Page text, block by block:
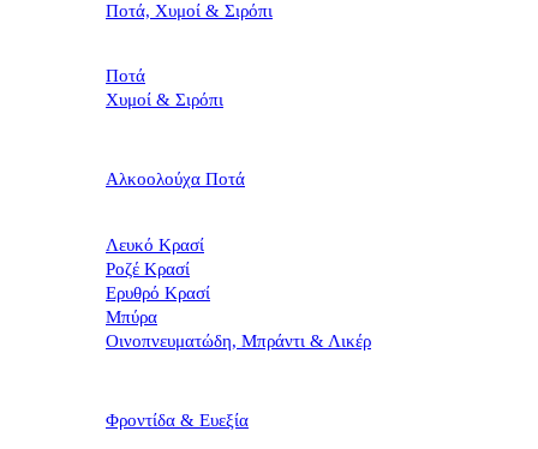
Ποτά, Χυμοί & Σιρόπι
Ποτά
Χυμοί & Σιρόπι
Αλκοολούχα Ποτά
Λευκό Κρασί
Ροζέ Κρασί
Ερυθρό Κρασί
Μπύρα
Οινοπνευματώδη, Μπράντι & Λικέρ
Φροντίδα & Ευεξία